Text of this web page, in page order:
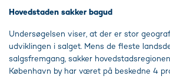
Hovedstaden sakker bagud
Undersøgelsen viser, at der er stor
udviklingen i salget. Mens de fleste
salgsfremgang, sakker
København by har været på beskedne 4